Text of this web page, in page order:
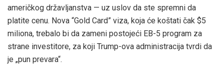
američkog državljanstva — uz uslov da ste spremni da
platite cenu. Nova “Gold Card” viza, koja će koštati čak $5
miliona, trebalo bi da zameni postojeći EB-5 program za
strane investitore, za koji Trump-ova administracija tvrdi da
je „pun prevara“.